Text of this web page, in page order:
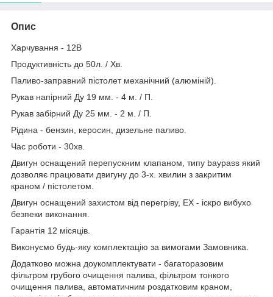
Опис
Харчування - 12В
Продуктивність до 50л. / Хв.
Паливо-заправний пістолет механічний (алюміній).
Рукав напірний Ду 19 мм. - 4 м. / П.
Рукав забірний Ду 25 мм. - 2 м. / П.
Рідина - бензин, керосин, дизельне паливо.
Час роботи - 30хв.
Двигун оснащений перепускним клапаном, типу baypass який
дозволяє працювати двигуну до 3-х. хвилин з закритим
краном / пістолетом.
Двигун оснащений захистом від перегріву, ЕХ - іскро вибухо
безпеки виконання.
Гарантія 12 місяців.
Виконуємо будь-яку комплектацію за вимогами Замовника.
Додатково можна доукомплектувати - багаторазовим
фільтром грубого очищення палива, фільтром тонкого
очищення палива, автоматичним роздатковим краном,